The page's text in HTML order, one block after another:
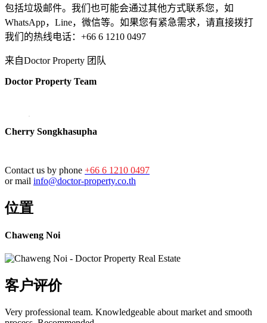
包括垃圾邮件。我们也可能会通过其他方式联系您，如
WhatsApp，Line，微信等。如果您有紧急需求，请直接拨打
我们的热线电话：+66 6 1210 0497
来自Doctor Property 团队
Doctor Property Team
Cherry Songkhasupha
Contact us by phone +66 6 1210 0497
or mail info@doctor-property.co.th
位置
Chaweng Noi
客户评价
Very professional team. Knowledgeable about market and smooth